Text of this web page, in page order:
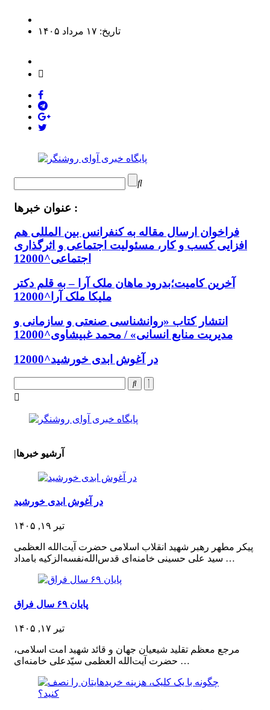
تاریخ: ۱۷ مرداد ۱۴۰۵
عنوان خبرها :
فراخوان ارسال مقاله به کنفرانس بین المللی هم
افزایی کسب و کار، مسئولیت اجتماعی و اثرگذاری
اجتماعی^12000
آخرین کامیت؛بدرود ماهان ملک آرا – به قلم دکتر
ملیکا ملک آرا^12000
انتشار کتاب «روانشناسی صنعتی و سازمانی و
مدیریت منابع انسانی» / محمد غبیشاوی^12000
در آغوش ابدی خورشید^12000
|آرشیو خبرها
در آغوش ابدی خورشید
تیر ۱۹, ۱۴۰۵
پیکر مطهر رهبر شهید انقلاب اسلامی حضرت آیت‌الله العظمی
سید علی حسینی خامنه‌ای قدس‌الله‌نفسه‌الزکیه بامداد …
پایان ۶۹ سال فراق
تیر ۱۷, ۱۴۰۵
مرجع معظم تقلید شیعیان جهان و قائد شهید امت اسلامی،
حضرت آیت‌الله العظمی سیّدعلی خامنه‌ای …